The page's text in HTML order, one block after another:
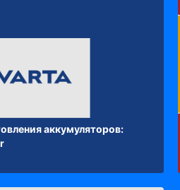
аккумуляторов: